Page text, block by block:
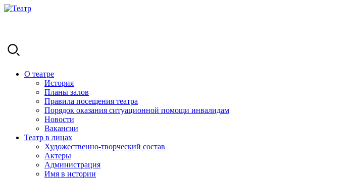
О театре
История
Планы залов
Правила посещения театра
Порядок оказания ситуационной помощи инвалидам
Новости
Вакансии
Театр в лицах
Художественно-творческий состав
Актеры
Администрация
Имя в истории